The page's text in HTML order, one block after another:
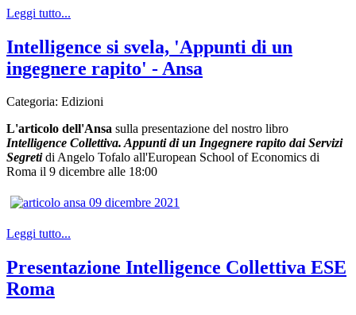
Leggi tutto...
Intelligence si svela, 'Appunti di un
ingegnere rapito' - Ansa
Categoria: Edizioni
L'articolo dell'Ansa sulla presentazione del nostro libro
Intelligence Collettiva. Appunti di un Ingegnere rapito dai Servizi
Segretidi Angelo Tofalo all'European School of Economics di
Roma il 9 dicembre alle 18:00
Leggi tutto...
Presentazione Intelligence Collettiva ESE
Roma